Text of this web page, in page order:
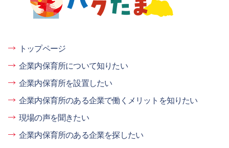
トップページ
企業内保育所について知りたい
企業内保育所を設置したい
企業内保育所のある企業で働くメリットを知りたい
現場の声を聞きたい
企業内保育所のある企業を探したい